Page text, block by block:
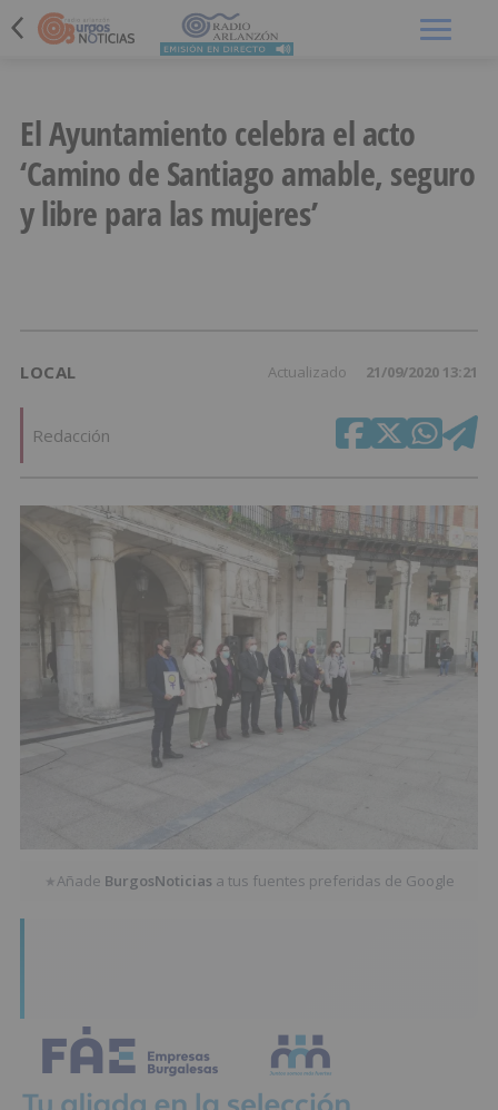
El Ayuntamiento celebra el acto
‘Camino de Santiago amable, seguro
y libre para las mujeres’
LOCAL Actualizado 21/09/2020 13:21
Redacción
★Añade BurgosNoticias a tus fuentes preferidas de Google